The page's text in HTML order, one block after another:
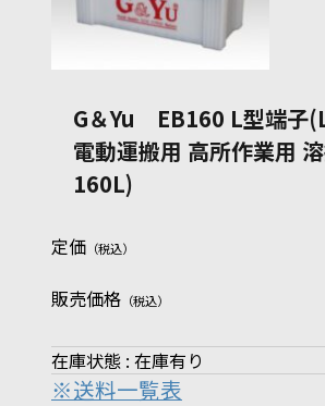
G＆Yu EB160 L型端子
電動運搬用 高所作業用
160L)
定価 （税込）
販売価格 （税込）
在庫状態 : 在庫有り
※送料一覧表